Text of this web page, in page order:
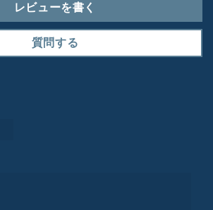
レビューを書く
質問する